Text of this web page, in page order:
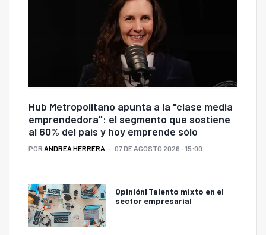
Hub Metropolitano apunta a la "clase media
emprendedora": el segmento que sostiene
al 60% del país y hoy emprende sólo
POR ANDREA HERRERA 07 DE AGOSTO 2026 - 15:00
Opinión| Talento mixto en el
sector empresarial